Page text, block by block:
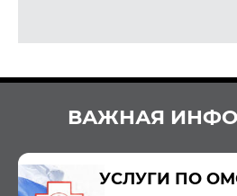
ВАЖНАЯ
УСЛУГИ ПО